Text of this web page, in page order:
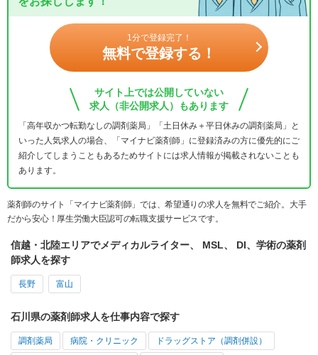
1分で登録完了！
無料で登録する！
サイト上では公開していない
求人（非公開求人）もあります
「高年収かつ転勤なしの調剤薬局」「土日休み＋平日休みの調剤薬局」と
いった人気求人の場合、「マイナビ薬剤師」に登録済みの方に優先的にご
紹介してしまうこともあるためサイトには求人情報が掲載されないことも
あります。
薬剤師のサイト「マイナビ薬剤師」では、希望通りの求人を無料でご紹介。大手
だから安心！厚生労働大臣認可の転職支援サービスです。
信越・北陸エリアでメディカルライター、 MSL、 DI、学術の薬剤
師求人を探す
長野 富山
石川県の薬剤師求人を仕事内容で探す
調剤薬局 病院・クリニック ドラッグストア（調剤併設）